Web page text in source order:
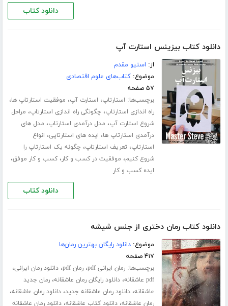
دانلود کتاب
دانلود کتاب بیزینس استارت آپ
از: استیو مقدم
موضوع:کتاب‌های علوم اقتصادی
۵۷ صفحه
برچسب‌ها: استارتاپ، استارت آپ، موفقیت استارتاپ ها،
راه اندازی استارتاپ، چگونگی راه اندازی استارتاپ، مراحل
شروع استارت آپ، مدل درآمدی استارتاپ، مدل های
درآمدی استارتاپ ها، ایده های استارتاپی، انواع
استارتاپ، تعریف استارتاپ، چگونه یک استارتاپ را
شروع کنیم، موفقیت در کسب و کار،کسب و کار موفق،
ایده کسب و کار
دانلود کتاب
دانلود کتاب رمان دختری از جنس شیشه
موضوع:دانلود رایگان بهترین رمان‌ها
۴۱۷ صفحه
برچسب‌ها:رمان ایرانی pdf ،رمان pdf ،دانلود رمان ایرانی،
pdf عاشقانه ،دانلود رایگان رمان عاشقانه،رمان جدید
عاشقانه،دانلود رمان عاشقانه جدید،دانلود رمان عاشقانه،
رمان عاشقانه،دانلود کتاب عاشقانه،دانلود رمان عاشقانه